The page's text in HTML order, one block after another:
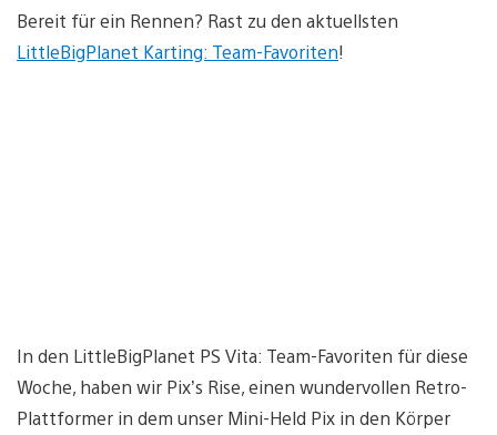
Bereit für ein Rennen? Rast zu den aktuellsten
LittleBigPlanet Karting: Team-Favoriten!
In den LittleBigPlanet PS Vita: Team-Favoriten für diese
Woche, haben wir Pix’s Rise, einen wundervollen Retro-
Plattformer in dem unser Mini-Held Pix in den Körper